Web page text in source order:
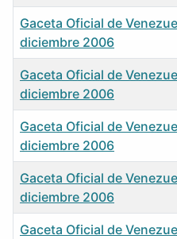
Gaceta Oficial de
diciembre 2006
Gaceta Oficial de
diciembre 2006
Gaceta Oficial de
diciembre 2006
Gaceta Oficial de
diciembre 2006
Gaceta Oficial de